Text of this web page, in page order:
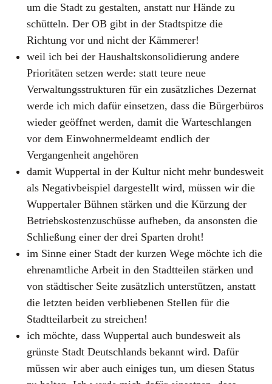
um die Stadt zu gestalten, anstatt nur Hände zu
schütteln. Der OB gibt in der Stadtspitze die
Richtung vor und nicht der Kämmerer!
weil ich bei der Haushaltskonsolidierung andere
Prioritäten setzen werde: statt teure neue
Verwaltungsstrukturen für ein zusätzliches Dezernat
werde ich mich dafür einsetzen, dass die Bürgerbüros
wieder geöffnet werden, damit die Warteschlangen
vor dem Einwohnermeldeamt endlich der
Vergangenheit angehören
damit Wuppertal in der Kultur nicht mehr bundesweit
als Negativbeispiel dargestellt wird, müssen wir die
Wuppertaler Bühnen stärken und die Kürzung der
Betriebskostenzuschüsse aufheben, da ansonsten die
Schließung einer der drei Sparten droht!
im Sinne einer Stadt der kurzen Wege möchte ich die
ehrenamtliche Arbeit in den Stadtteilen stärken und
von städtischer Seite zusätzlich unterstützen, anstatt
die letzten beiden verbliebenen Stellen für die
Stadtteilarbeit zu streichen!
ich möchte, dass Wuppertal auch bundesweit als
grünste Stadt Deutschlands bekannt wird. Dafür
müssen wir aber auch einiges tun, um diesen Status